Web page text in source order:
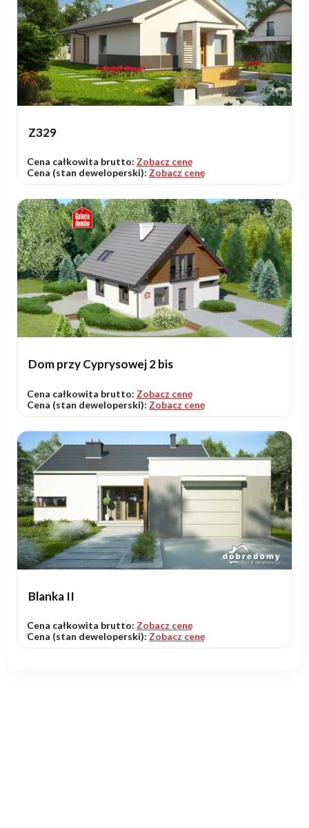
Z329
Cena całkowita brutto: Zobacz cenę
Cena (stan deweloperski): Zobacz cenę
Dom przy Cyprysowej 2 bis
Cena całkowita brutto: Zobacz cenę
Cena (stan deweloperski): Zobacz cenę
Blanka II
Cena całkowita brutto: Zobacz cenę
Cena (stan deweloperski): Zobacz cenę